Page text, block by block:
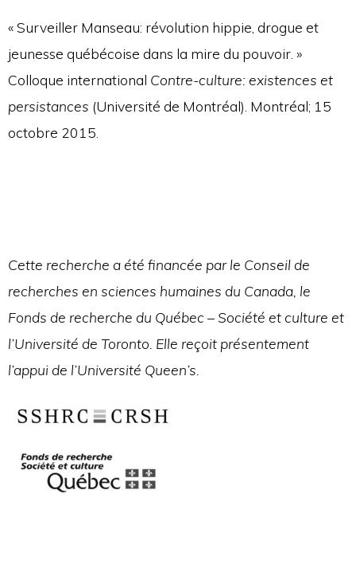
« Surveiller Manseau: révolution hippie, drogue et
jeunesse québécoise dans la mire du pouvoir. »
Colloque international Contre-culture: existences et
persistances (Université de Montréal). Montréal; 15
octobre 2015.
Cette recherche a été financée par le Conseil de
recherches en sciences humaines du Canada, le
Fonds de recherche du Québec – Société et culture et
l’Université de Toronto. Elle reçoit présentement
l’appui de l’Université Queen’s.